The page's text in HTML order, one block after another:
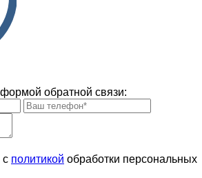
обратной связи:
с политикой обработки персональных